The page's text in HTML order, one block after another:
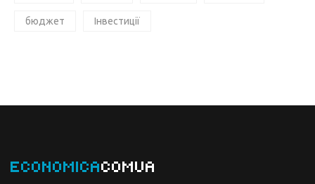
бюджет Інвестиції
ECONOMICACOMUA